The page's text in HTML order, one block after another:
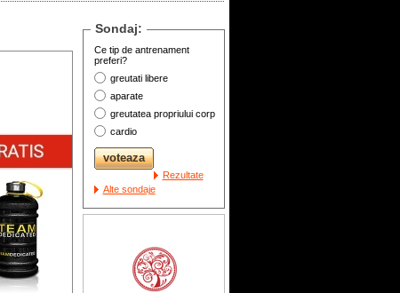
Sondaj:
Ce tip de antrenament
preferi?
greutati libere
aparate
greutatea propriului corp
cardio
Rezultate
Alte sondaje